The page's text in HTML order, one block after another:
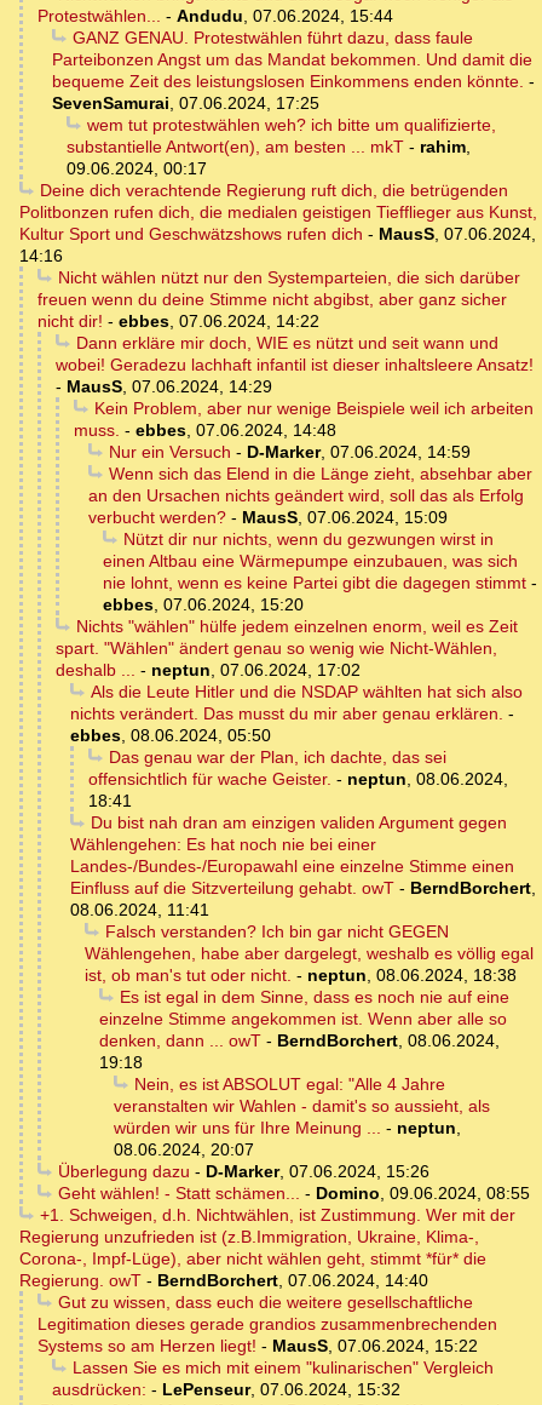
Protestwählen... - Andudu, 07.06.2024, 15:44
GANZ GENAU. Protestwählen führt dazu, dass faule
Parteibonzen Angst um das Mandat bekommen. Und damit die
bequeme Zeit des leistungslosen Einkommens enden könnte. -
SevenSamurai, 07.06.2024, 17:25
wem tut protestwählen weh? ich bitte um qualifizierte,
substantielle Antwort(en), am besten ... mkT - rahim,
09.06.2024, 00:17
Deine dich verachtende Regierung ruft dich, die betrügenden
Politbonzen rufen dich, die medialen geistigen Tiefflieger aus Kunst,
Kultur Sport und Geschwätzshows rufen dich - MausS, 07.06.2024,
14:16
Nicht wählen nützt nur den Systemparteien, die sich darüber
freuen wenn du deine Stimme nicht abgibst, aber ganz sicher
nicht dir! - ebbes, 07.06.2024, 14:22
Dann erkläre mir doch, WIE es nützt und seit wann und
wobei! Geradezu lachhaft infantil ist dieser inhaltsleere Ansatz!
- MausS, 07.06.2024, 14:29
Kein Problem, aber nur wenige Beispiele weil ich arbeiten
muss. - ebbes, 07.06.2024, 14:48
Nur ein Versuch - D-Marker, 07.06.2024, 14:59
Wenn sich das Elend in die Länge zieht, absehbar aber
an den Ursachen nichts geändert wird, soll das als Erfolg
verbucht werden? - MausS, 07.06.2024, 15:09
Nützt dir nur nichts, wenn du gezwungen wirst in
einen Altbau eine Wärmepumpe einzubauen, was sich
nie lohnt, wenn es keine Partei gibt die dagegen stimmt -
ebbes, 07.06.2024, 15:20
Nichts "wählen" hülfe jedem einzelnen enorm, weil es Zeit
spart. "Wählen" ändert genau so wenig wie Nicht-Wählen,
deshalb ... - neptun, 07.06.2024, 17:02
Als die Leute Hitler und die NSDAP wählten hat sich also
nichts verändert. Das musst du mir aber genau erklären. -
ebbes, 08.06.2024, 05:50
Das genau war der Plan, ich dachte, das sei
offensichtlich für wache Geister. - neptun, 08.06.2024,
18:41
Du bist nah dran am einzigen validen Argument gegen
Wählengehen: Es hat noch nie bei einer
Landes-/Bundes-/Europawahl eine einzelne Stimme einen
Einfluss auf die Sitzverteilung gehabt. owT - BerndBorchert,
08.06.2024, 11:41
Falsch verstanden? Ich bin gar nicht GEGEN
Wählengehen, habe aber dargelegt, weshalb es völlig egal
ist, ob man's tut oder nicht. - neptun, 08.06.2024, 18:38
Es ist egal in dem Sinne, dass es noch nie auf eine
einzelne Stimme angekommen ist. Wenn aber alle so
denken, dann ... owT - BerndBorchert, 08.06.2024,
19:18
Nein, es ist ABSOLUT egal: "Alle 4 Jahre
veranstalten wir Wahlen - damit's so aussieht, als
würden wir uns für Ihre Meinung ... - neptun,
08.06.2024, 20:07
Überlegung dazu - D-Marker, 07.06.2024, 15:26
Geht wählen! - Statt schämen... - Domino, 09.06.2024, 08:55
+1. Schweigen, d.h. Nichtwählen, ist Zustimmung. Wer mit der
Regierung unzufrieden ist (z.B.Immigration, Ukraine, Klima-,
Corona-, Impf-Lüge), aber nicht wählen geht, stimmt *für* die
Regierung. owT - BerndBorchert, 07.06.2024, 14:40
Gut zu wissen, dass euch die weitere gesellschaftliche
Legitimation dieses gerade grandios zusammenbrechenden
Systems so am Herzen liegt! - MausS, 07.06.2024, 15:22
Lassen Sie es mich mit einem "kulinarischen" Vergleich
ausdrücken: - LePenseur, 07.06.2024, 15:32